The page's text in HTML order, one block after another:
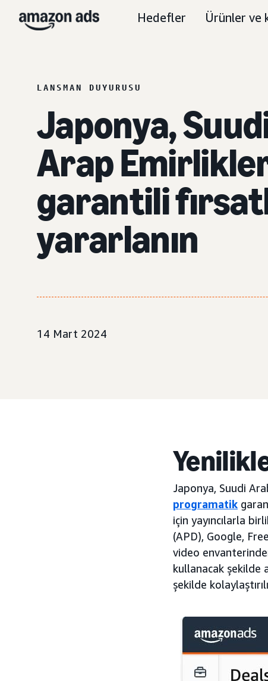
Hedefler Ürünler ve
LANSMAN DUYURUSU
Japonya,
Arap
garantili
yararlanın
14 Mart 2024
Japonya, Suudi
programatik
için yayıncılarla
(APD), Google,
video
kullanacak şekilde
şekilde